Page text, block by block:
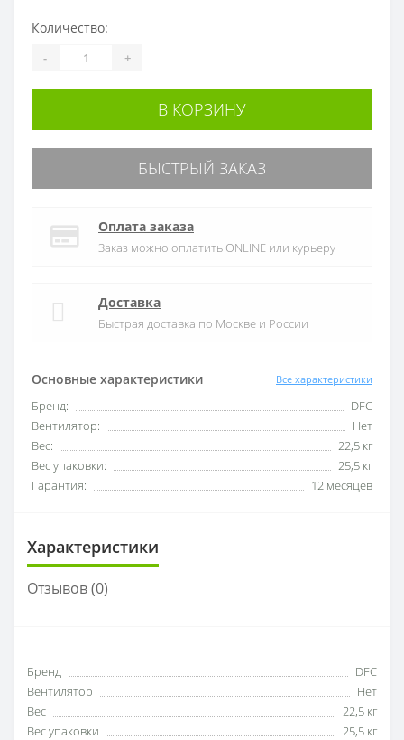
Основные характеристики Все характеристики
Бренд:
DFC
Вентилятор:
Нет
Вес:
22,5 кг
Вес упаковки:
25,5 кг
Гарантия:
12 месяцев
Количество:
- +
В КОРЗИНУ
БЫСТРЫЙ ЗАКАЗ
Оплата заказа
Заказ можно оплатить ONLINE или курьеру
Доставка
Быстрая доставка по Москве и России
Характеристики
Отзывов (0)
Бренд
DFC
Вентилятор
Нет
Вес
22,5 кг
Вес упаковки
25,5 кг